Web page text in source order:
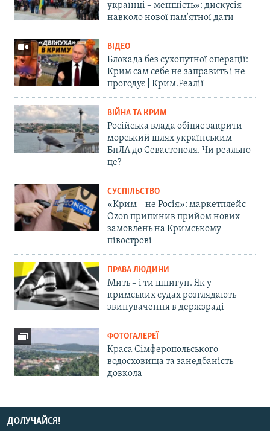
українці – меншість»: дискусія
навколо нової пам'ятної дати
ВІДЕО
Блокада без сухопутної операції:
Крим сам себе не заправить і не
прогодує | Крим.Реалії
ВІЙНА ТА КРИМ
Російська влада обіцяє закрити
морський шлях українським
БпЛА до Севастополя. Чи реально
це?
СУСПІЛЬСТВО
«Крим – не Росія»: маркетплейс
Ozon припинив прийом нових
замовлень на Кримському
півострові
ПРАВА ЛЮДИНИ
Мить – і ти шпигун. Як у
кримських судах розглядають
звинувачення в держзраді
ФОТОГАЛЕРЕЇ
Краса Сімферопольського
водосховища та занедбаність
довкола
ДОЛУЧАЙСЯ!